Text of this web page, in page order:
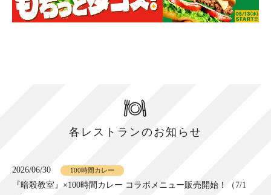
各レストランのお知らせ
2026/06/30 100時間カレー
『暗殺教室』×100時間カレー コラボメニュー販売開始！（7/1